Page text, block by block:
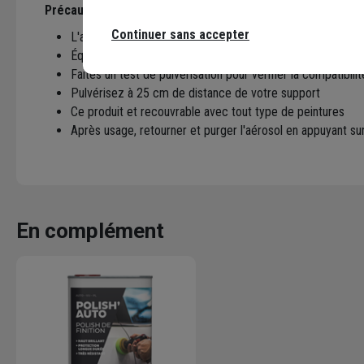
Précautions à prendre
L'application est optimale entre 18 et 25 C°
Équipez-vous d'équipements de protection
Faites un test de pulvérisation pour vérifier la
Pulvérisez à 25 cm de distance de votre support
Ce produit et recouvrable avec tout type de peintures
Après usage, retourner et purger l'aérosol en appuyant
En complément
Continuer sans accepter